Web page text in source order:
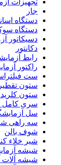
تجهیزات
جار
دستگاه
دستگاه
دسیکاتور
دکانتور
رابط
راکتور
ست
ستون
ستون
سری کامل
سل
سه راهی
شوف بالن
شیر خلاء
شیشه
شیشه آلات